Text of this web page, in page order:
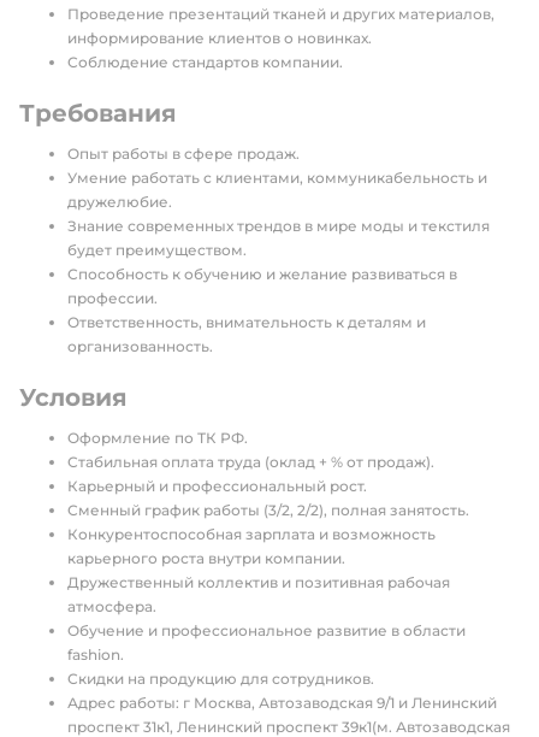
Проведение презентаций тканей и других материалов,
информирование клиентов о новинках.
Соблюдение стандартов компании.
Требования
Опыт работы в сфере продаж.
Умение работать с клиентами, коммуникабельность и
дружелюбие.
Знание современных трендов в мире моды и текстиля
будет преимуществом.
Способность к обучению и желание развиваться в
профессии.
Ответственность, внимательность к деталям и
организованность.
Условия
Оформление по ТК РФ.
Стабильная оплата труда (оклад + % от продаж).
Карьерный и профессиональный рост.
Сменный график работы (3/2, 2/2), полная занятость.
Конкурентоспособная зарплата и возможность
карьерного роста внутри компании.
Дружественный коллектив и позитивная рабочая
атмосфера.
Обучение и профессиональное развитие в области
fashion.
Скидки на продукцию для сотрудников.
Адрес работы: г Москва, Автозаводская 9/1 и Ленинский
проспект 31к1, Ленинский проспект 39к1(м. Автозаводская